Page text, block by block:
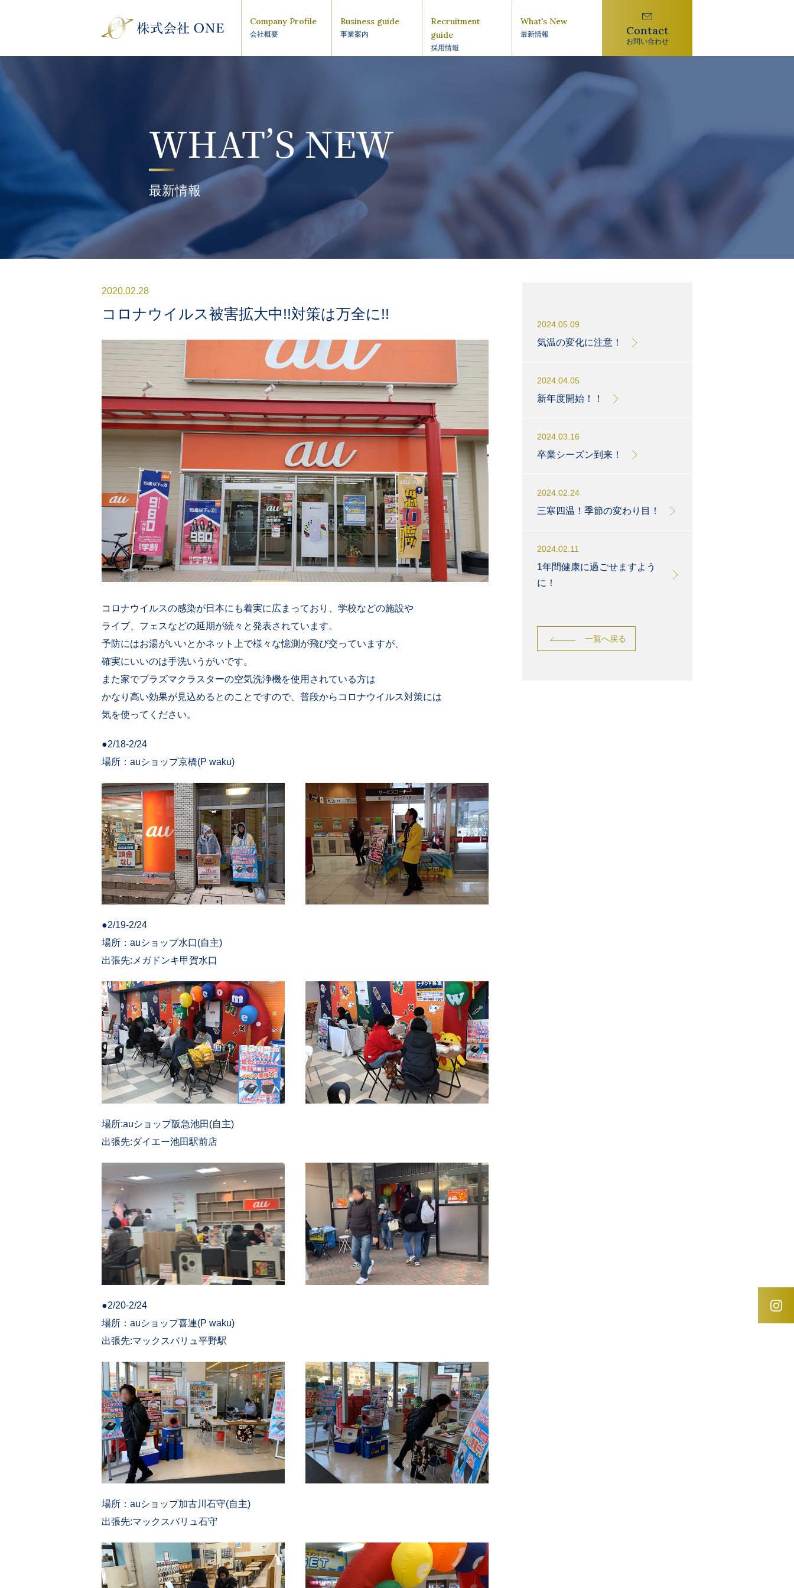
Company Profile
会社概要
Business guide
事業案内
Recruitment
guide
採用情報
What's New
最新情報 Contact
お問い合わせ
WHAT’S NEW
最新情報
2020.02.28
コロナウイルス被害拡大中!!対策は万全に!!
コロナウイルスの感染が日本にも着実に広まっており、学校などの施設や
ライブ、フェスなどの延期が続々と発表されています。
予防にはお湯がいいとかネット上で様々な憶測が飛び交っていますが、
確実にいいのは手洗いうがいです。
また家でプラズマクラスターの空気洗浄機を使用されている方は
かなり高い効果が見込めるとのことですので、普段からコロナウイルス対策には
気を使ってください。
●2/18-2/24
場所：auショップ京橋(P waku)
●2/19-2/24
場所：auショップ水口(自主)
出張先:メガドンキ甲賀水口
場所:auショップ阪急池田(自主)
出張先:ダイエー池田駅前店
●2/20-2/24
場所：auショップ喜連(P waku)
出張先:マックスバリュ平野駅
場所：auショップ加古川石守(自主)
出張先:マックスバリュ石守
2024.05.09
気温の変化に注意！
2024.04.05
新年度開始！！
2024.03.16
卒業シーズン到来！
2024.02.24
三寒四温！季節の変わり目！
2024.02.11
1年間健康に過ごせますよう
に！
一覧へ戻る